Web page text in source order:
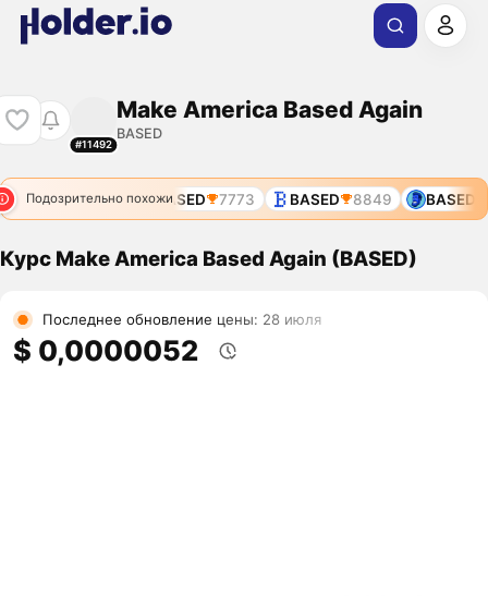
#11492
Make America Based Again
BASED
Подозрительно похожи
BASED 6206 BASED 7773 BASED 8849 BASED
Курс Make America Based Again (BASED)
Последнее обновление цены: 28 июля
$ 0,0000052